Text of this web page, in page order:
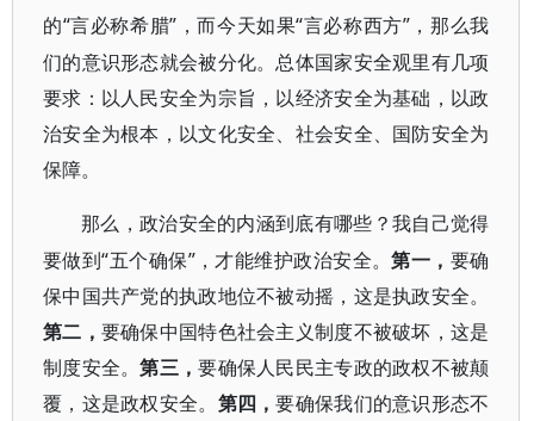
的“言必称希腊”，而今天如果“言必称西方”，那么我
们的意识形态就会被分化。总体国家安全观里有几项
要求：以人民安全为宗旨，以经济安全为基础，以政
治安全为根本，以文化安全、社会安全、国防安全为
保障。
那么，政治安全的内涵到底有哪些？我自己觉得
要做到“五个确保”，才能维护政治安全。第一， 要确
保中国共产党的执政地位不被动摇，这是执政安全。
第二， 要确保中国特色社会主义制度不被破坏，这是
制度安全。第三，要确保人民民主专政的政权不被颠
覆，这是政权安全。 第四，要确保我们的意识形态不